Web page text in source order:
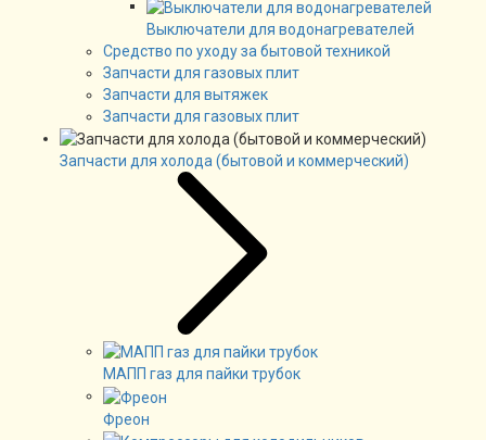
Выключатели для водонагревателей
Средство по уходу за бытовой техникой
Запчасти для газовых плит
Запчасти для вытяжек
Запчасти для газовых плит
Запчасти для холода (бытовой и коммерческий)
МАПП газ для пайки трубок
Фреон